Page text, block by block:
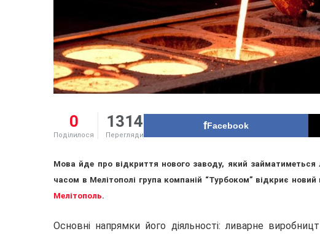
0
Поділилося
1314
Перегляди
Facebook
Мова йде про відкриття нового заводу, який
часом в Мелітополі група компаній “Турбоком” відкриє
Мелітополь.
Основні напрямки його діяльності: ливарне